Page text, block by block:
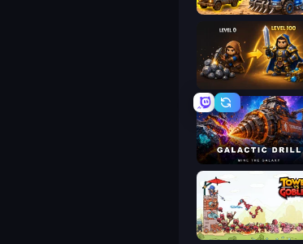
AOD - Art Of Defense
Gothic Story RPG
Galactic Drill
Tower vs Goblins